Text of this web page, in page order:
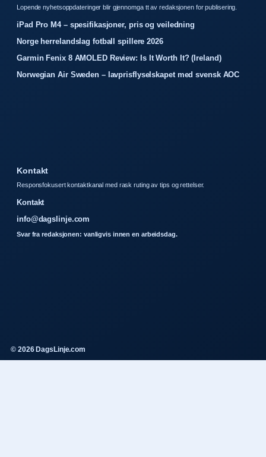
Lopende nyhetsoppdateringer blir gjennomga tt av redaksjonen for publisering.
iPad Pro M4 – spesifikasjoner, pris og veiledning
Norge herrelandslag fotball spillere 2026
Garmin Fenix 8 AMOLED Review: Is It Worth It? (Ireland)
Norwegian Air Sweden – lavprisflyselskapet med svensk AOC
Kontakt
Responsfokusert kontaktkanal med rask ruting av tips og rettelser.
Kontakt
info@dagslinje.com
Svar fra redaksjonen: vanligvis innen en arbeidsdag.
© 2026 DagsLinje.com